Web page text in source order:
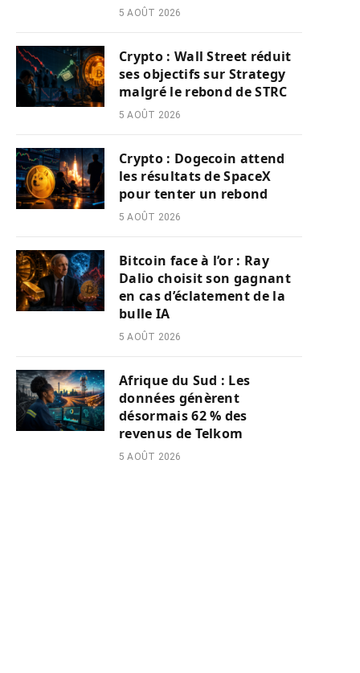
5 AOÛT 2026
Crypto : Wall Street réduit
ses objectifs sur Strategy
malgré le rebond de STRC
5 AOÛT 2026
Crypto : Dogecoin attend
les résultats de SpaceX
pour tenter un rebond
5 AOÛT 2026
Bitcoin face à l’or : Ray
Dalio choisit son gagnant
en cas d’éclatement de la
bulle IA
5 AOÛT 2026
Afrique du Sud : Les
données génèrent
désormais 62 % des
revenus de Telkom
5 AOÛT 2026